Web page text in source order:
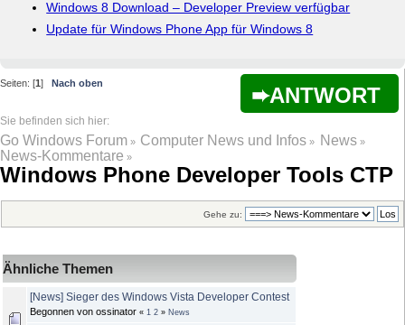
Windows 8 Download – Developer Preview verfügbar
Update für Windows Phone App für Windows 8
ANTWORT
Seiten: [1] Nach oben
Go Windows Forum » Computer News und Infos » News»
News-Kommentare »
Windows Phone Developer Tools CTP
Gehe zu:
Ähnliche Themen
[News] Sieger des Windows Vista Developer Contest
Begonnen von ossinator « 1 2 » News